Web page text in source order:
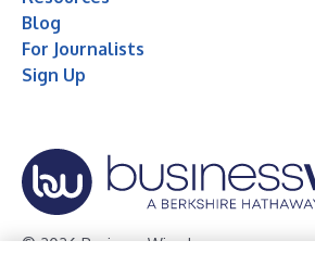
Blog
For Journalists
Sign Up
© 2026 Business Wire, Inc.